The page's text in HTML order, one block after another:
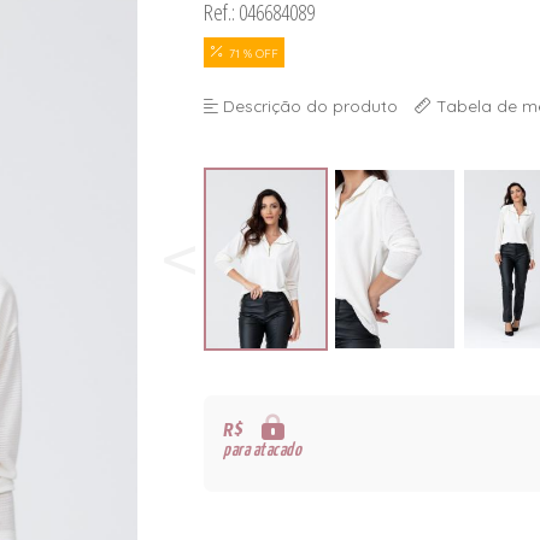
Ref.: 046684089
71 % OFF
Descrição do produto Tabela de
R$
para atacado